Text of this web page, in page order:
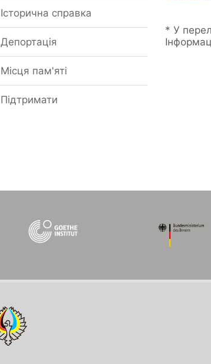
Історична справка
Депортація
Місця пам'яті
Підтримати
* У